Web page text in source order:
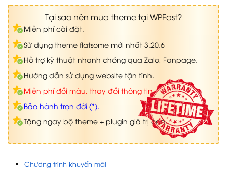
Tại sao nên mua theme tại WPFast?
Miễn phí cài đặt.
Sử dụng theme flatsome mới nhất 3.20.6
Hỗ trợ kỹ thuật nhanh chóng qua Zalo, Fanpage.
Hướng dẫn sử dụng website tận tình.
Miễn phí đổi màu, thay đổi thông tin.
Bảo hành trọn đời (*).
Tặng ngay bộ theme + plugin giá trị cao.
Chương trình khuyến mãi